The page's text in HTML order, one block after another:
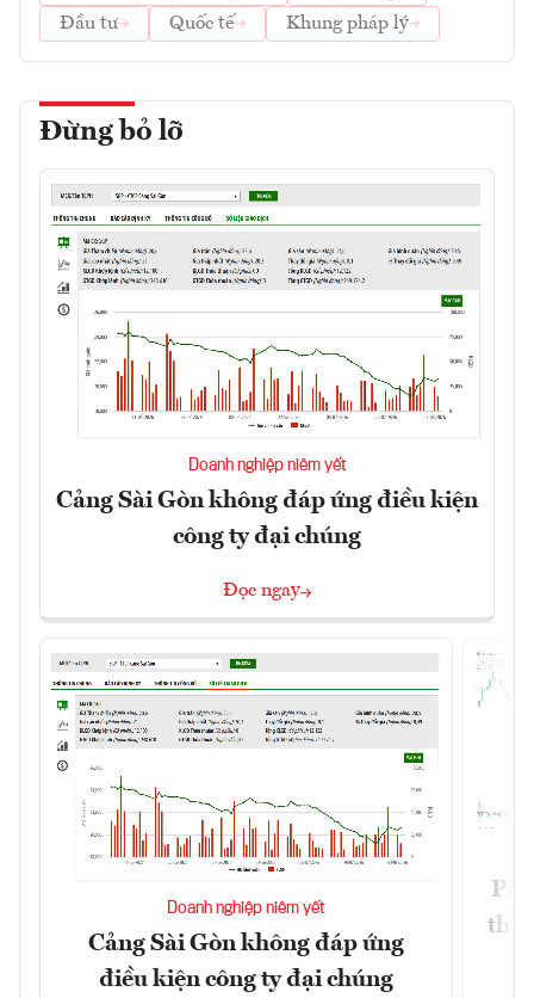
Đầu tư
Quốc tế Khung pháp lý
Đừng bỏ lỡ
Doanh nghiệp niêm yết
Cảng Sài Gòn không đáp ứng điều kiện
công ty đại chúng
Đọc ngay
Doanh nghiệp niêm yết
Cảng Sài Gòn không đáp ứng
điều kiện công ty đại chúng